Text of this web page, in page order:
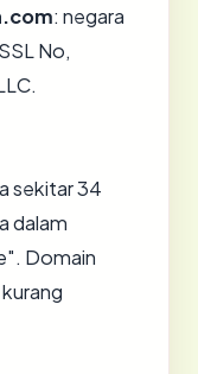
: negara
No,
sekitar 34
dalam
Domain